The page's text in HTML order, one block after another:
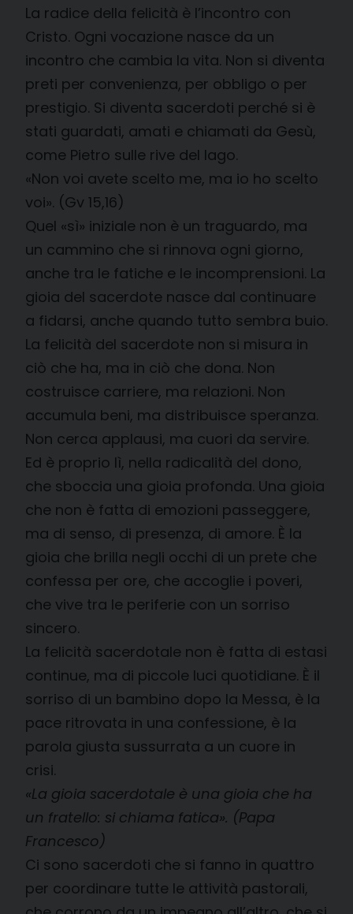
La radice della felicità è l’incontro con
Cristo. Ogni vocazione nasce da un
incontro che cambia la vita. Non si diventa
preti per convenienza, per obbligo o per
prestigio. Si diventa sacerdoti perché si è
stati guardati, amati e chiamati da Gesù,
come Pietro sulle rive del lago.
«Non voi avete scelto me, ma io ho scelto
voi». (Gv 15,16)
Quel «sì» iniziale non è un traguardo, ma
un cammino che si rinnova ogni giorno,
anche tra le fatiche e le incomprensioni. La
gioia del sacerdote nasce dal continuare
a fidarsi, anche quando tutto sembra buio.
La felicità del sacerdote non si misura in
ciò che ha, ma in ciò che dona. Non
costruisce carriere, ma relazioni. Non
accumula beni, ma distribuisce speranza.
Non cerca applausi, ma cuori da servire.
Ed è proprio lì, nella radicalità del dono,
che sboccia una gioia profonda. Una gioia
che non è fatta di emozioni passeggere,
ma di senso, di presenza, di amore. È la
gioia che brilla negli occhi di un prete che
confessa per ore, che accoglie i poveri,
che vive tra le periferie con un sorriso
sincero.
La felicità sacerdotale non è fatta di estasi
continue, ma di piccole luci quotidiane. È il
sorriso di un bambino dopo la Messa, è la
pace ritrovata in una confessione, è la
parola giusta sussurrata a un cuore in
crisi.
«La gioia sacerdotale è una gioia che ha
un fratello: si chiama fatica». (Papa
Francesco)
Ci sono sacerdoti che si fanno in quattro
per coordinare tutte le attività pastorali,